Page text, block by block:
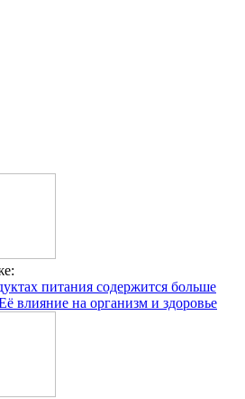
питания содержится больше
влияние на организм и здоровье